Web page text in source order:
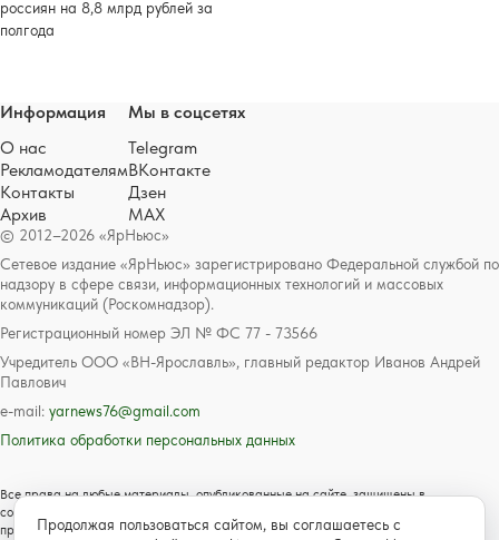
россиян на 8,8 млрд рублей за
полгода
© 2012–2026 «ЯрНьюс»
Сетевое издание «ЯрНьюс» зарегистрировано Федеральной службой по
надзору в сфере связи, информационных технологий и массовых
коммуникаций (Роскомнадзор).
Регистрационный номер ЭЛ № ФС 77 - 73566
Учредитель ООО «ВН-Ярославль», главный редактор Иванов Андрей
Павлович
e-mail: yarnews76@gmail.com
Политика обработки персональных данных
Все права на любые материалы, опубликованные на сайте, защищены в
соответствии с российским и международным законодательством об авторском
праве и смежных правах. Любое использование текстовых, фото, аудио и
Информация
О нас
Рекламодателям
Контакты
Архив
Мы в соцсетях
Telegram
ВКонтакте
Дзен
MAX
Продолжая пользоваться сайтом, вы соглашаетесь с